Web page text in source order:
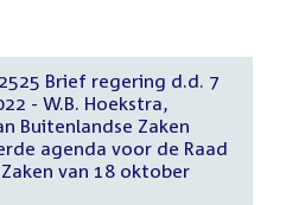
Brief regering d.d. 7
- W.B. Hoekstra,
Buitenlandse Zaken
agenda voor de Raad
van 18 oktober